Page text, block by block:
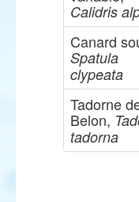
Calidris
Canard
Spatula
clypeata
Tadorne
Belon,
tadorna